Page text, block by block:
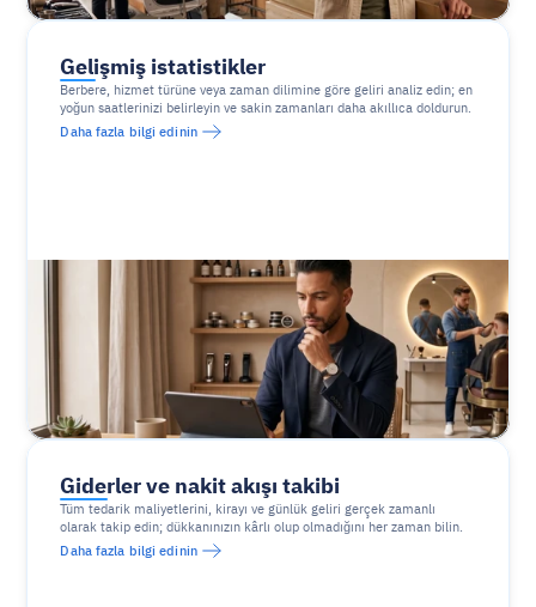
Gelişmiş istatistikler
Berbere, hizmet türüne veya zaman dilimine göre geliri analiz edin; en
yoğun saatlerinizi belirleyin ve sakin zamanları daha akıllıca doldurun.
Daha fazla bilgi edinin
Giderler ve nakit akışı takibi
Tüm tedarik maliyetlerini, kirayı ve günlük geliri gerçek zamanlı
olarak takip edin; dükkanınızın kârlı olup olmadığını her zaman bilin.
Daha fazla bilgi edinin